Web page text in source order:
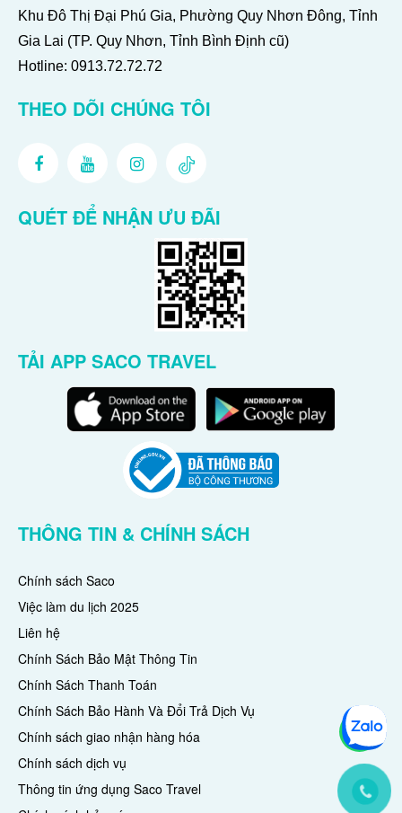
Khu Đô Thị Đại Phú Gia, Phường Quy Nhơn Đông, Tỉnh
Gia Lai (TP. Quy Nhơn, Tỉnh Bình Định cũ)
Hotline: 0913.72.72.72
THEO DÕI CHÚNG TÔI
QUÉT ĐỂ NHẬN ƯU ĐÃI
TẢI APP SACO TRAVEL
THÔNG TIN & CHÍNH SÁCH
Chính sách Saco
Việc làm du lịch 2025
Liên hệ
Chính Sách Bảo Mật Thông Tin
Chính Sách Thanh Toán
Chính Sách Bảo Hành Và Đổi Trả Dịch Vụ
Chính sách giao nhận hàng hóa
Chính sách dịch vụ
Thông tin ứng dụng Saco Travel